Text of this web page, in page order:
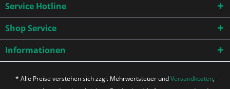
Service Hotline
Shop Service
Informationen
* Alle Preise verstehen sich zzgl. Mehrwertsteuer undVersandkosten,